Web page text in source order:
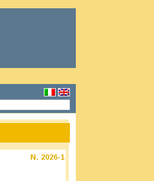
N. 2026-1